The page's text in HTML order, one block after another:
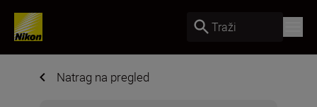
Traži
Natrag na pregled